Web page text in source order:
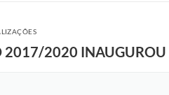
2020 INAUGUROU